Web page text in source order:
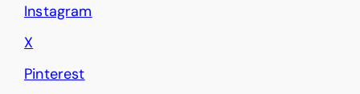
Instagram
X
Pinterest